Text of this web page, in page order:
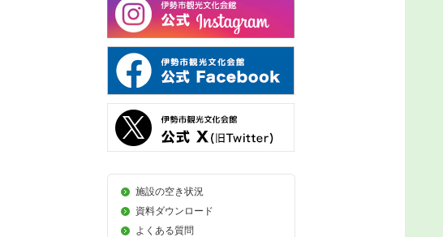
施設の空き状況
資料ダウンロード
よくある質問